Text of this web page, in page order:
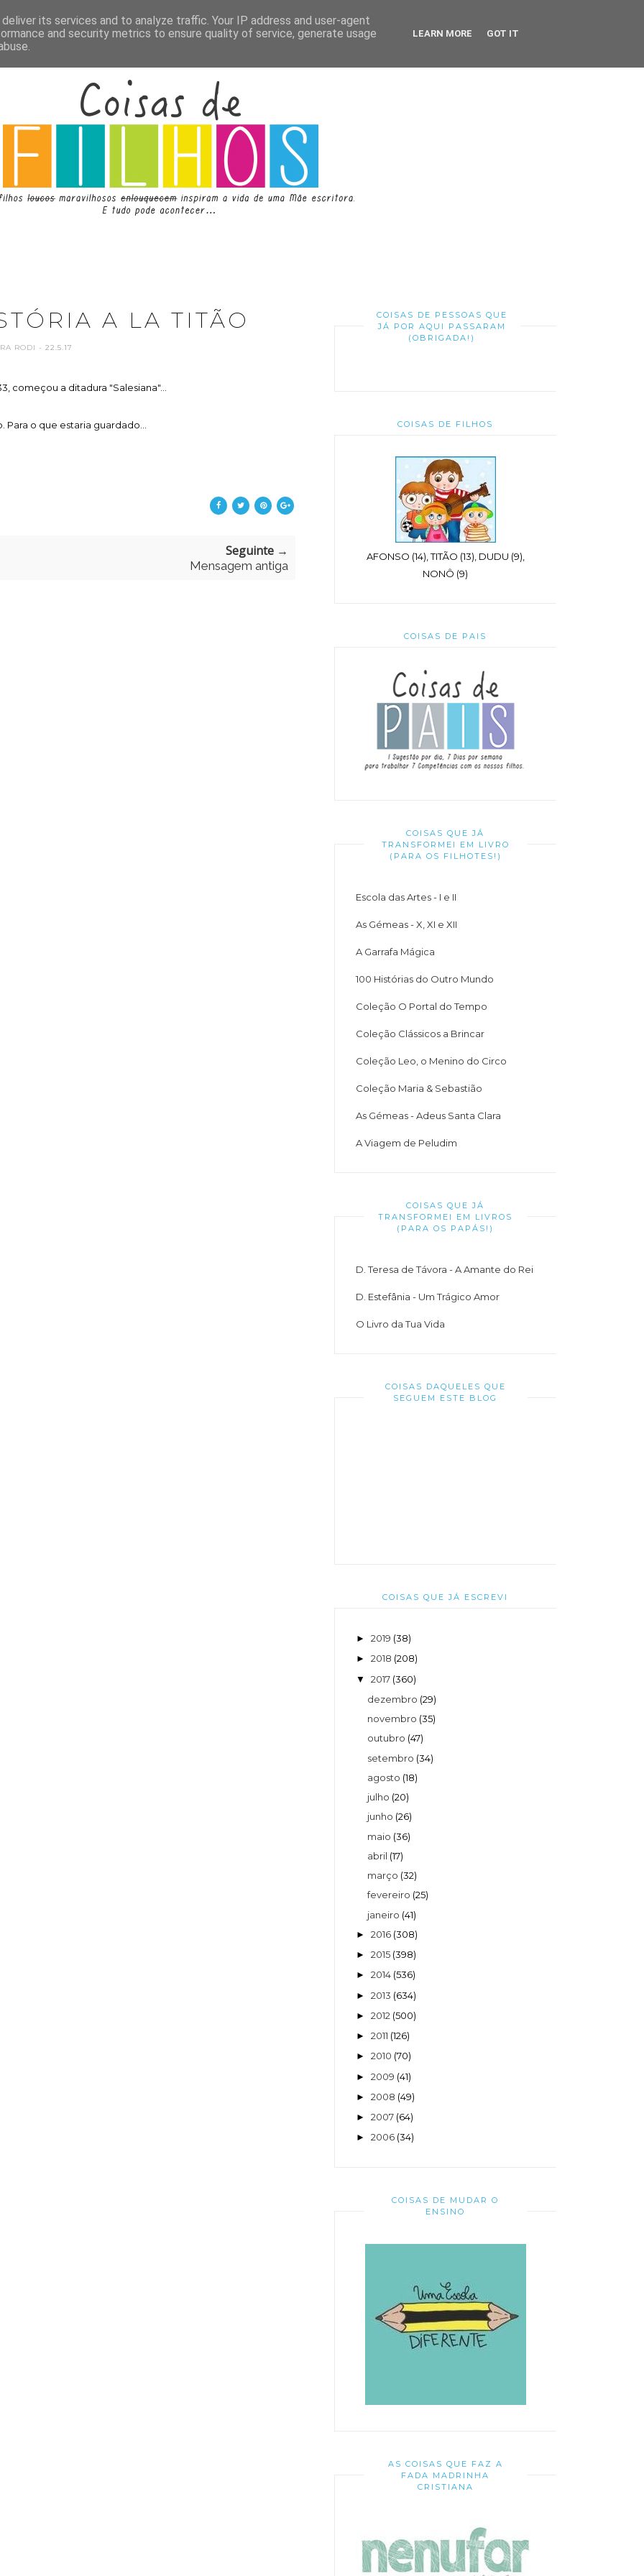
A LA TITÃO
RODI - 22.5.17
começou a ditadura "Salesiana"...
o que estaria guardado...
Seguinte →
Mensagem antiga
COISAS DE PESSOAS QUE
JÁ POR AQUI PASSARAM
(OBRIGADA!)
COISAS DE FILHOS
AFONSO (14), TITÃO (13), DUDU (9),
NONÔ (9)
COISAS DE PAIS
COISAS QUE JÁ
TRANSFORMEI EM LIVRO
(PARA OS FILHOTES!)
Escola das Artes - I e II
As Gémeas - X, XI e XII
A Garrafa Mágica
100 Histórias do Outro Mundo
Coleção O Portal do Tempo
Coleção Clássicos a Brincar
Coleção Leo, o Menino do Circo
Coleção Maria & Sebastião
As Gémeas - Adeus Santa Clara
A Viagem de Peludim
COISAS QUE JÁ
TRANSFORMEI EM LIVROS
(PARA OS PAPÁS!)
D. Teresa de Távora - A Amante do Rei
D. Estefânia - Um Trágico Amor
O Livro da Tua Vida
COISAS DAQUELES QUE
SEGUEM ESTE BLOG
COISAS QUE JÁ ESCREVI
► 2019 (38)
► 2018 (208)
▼ 2017 (360)
dezembro (29)
novembro (35)
outubro (47)
setembro (34)
agosto (18)
julho (20)
junho (26)
maio (36)
abril (17)
março (32)
fevereiro (25)
janeiro (41)
► 2016 (308)
► 2015 (398)
► 2014 (536)
► 2013 (634)
► 2012 (500)
► 2011 (126)
► 2010 (70)
► 2009 (41)
► 2008 (49)
► 2007 (64)
► 2006 (34)
COISAS DE MUDAR O
ENSINO
AS COISAS QUE FAZ A
FADA MADRINHA
CRISTIANA
its services and to analyze traffic. Your IP address and user-agent
and security metrics to ensure quality of service, generate usage
LEARN MORE GOT IT